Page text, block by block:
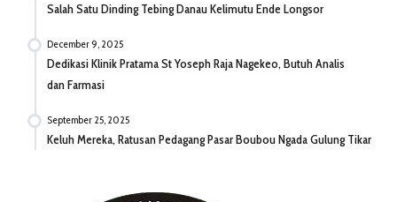
Salah Satu Dinding Tebing Danau Kelimutu Ende Longsor
December 9, 2025
Dedikasi Klinik Pratama St Yoseph Raja Nagekeo, Butuh Analis
dan Farmasi
September 25, 2025
Keluh Mereka, Ratusan Pedagang Pasar Boubou Ngada Gulung Tikar